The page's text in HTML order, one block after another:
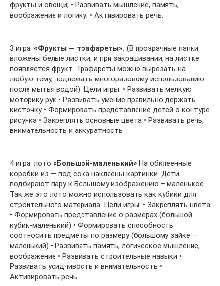
фрукты и овощи; • Развивать мышление, память,
воображение и логику; • Активировать речь.
3 игра. «Фрукты — трафареты». (В прозрачные папки
вложены белые листки, и при закрашивании, на листке
появляется фрукт. Трафареты можно вырезать на
любую тему, подлежать многоразовому использованию
после мытья водой). Цели игры: • Развивать мелкую
моторику рук • Развивать умение правильно держать
кисточку • Формировать представление детей о контуре
рисунка • Закреплять основные цвета • Развивать речь,
внимательность и аккуратность
4 игра. лото «Большой-маленький» На обклеенные
коробки из — под сока наклеены картинки. Дети
подбирают пару к Большому изображению – маленькое.
Так же это лото можно использовать как кубики для
строительного материала. Цели игры: • Закреплять цвета
• Формировать представление о размерах (большой
кубик-маленький) • Формировать способность
соотносить предметы по размеру (большому зайке —
маленький) • Развивать память, логическое мышление,
воображение • Развивать строительные навыки •
Развивать усидчивость и внимательность •
Активировать речь